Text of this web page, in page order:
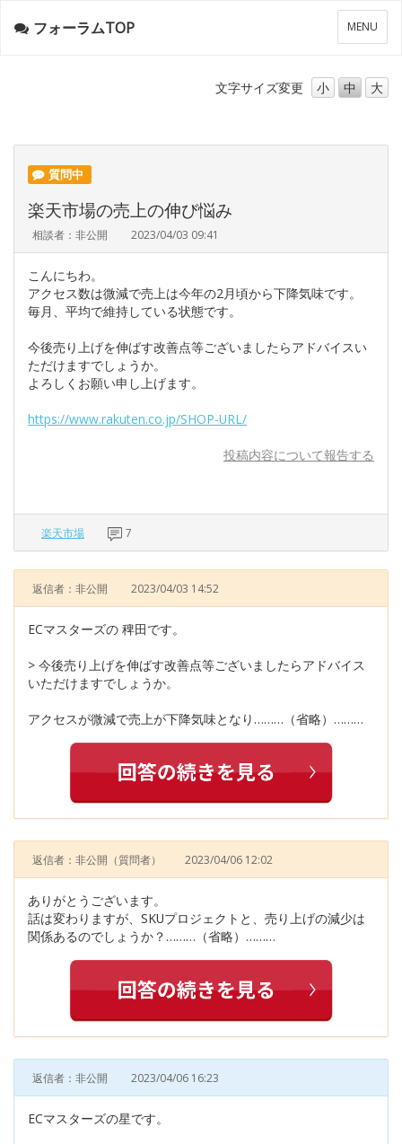
メ
ニ
ー
MENU
フォーラムTOP
文字サイズ変更 小 中 大
質問中
楽天市場の売上の伸び悩み
相談者：非公開 2023/04/03 09:41
こんにちわ。
アクセス数は微減で売上は今年の2月頃から下降気味です。
毎月、平均で維持している状態です。
今後売り上げを伸ばす改善点等ございましたらアドバイスい
ただけますでしょうか。
よろしくお願い申し上げます。
https://www.rakuten.co.jp/SHOP-URL/
投稿内容について報告する
楽天市場 7
返信者：非公開 2023/04/03 14:52
ECマスターズの 稗田です。
> 今後売り上げを伸ばす改善点等ございましたらアドバイス
いただけますでしょうか。
アクセスが微減で売上が下降気味となり………（省略）………
返信者：非公開 （質問者） 2023/04/06 12:02
ありがとうございます。
話は変わりますが、SKUプロジェクトと、売り上げの減少は
関係あるのでしょうか？………（省略）………
返信者：非公開 2023/04/06 16:23
ECマスターズの星です。